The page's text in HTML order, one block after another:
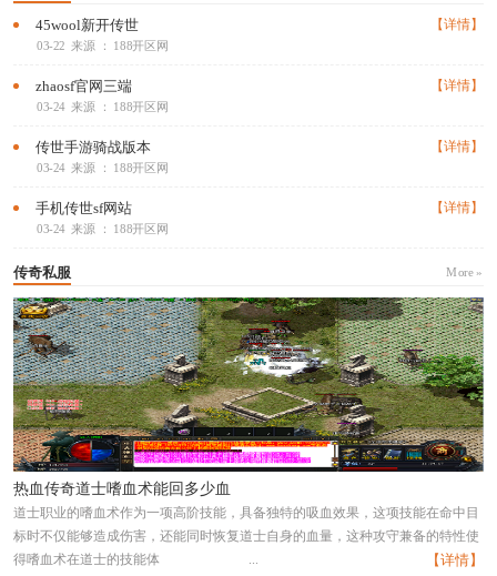
45wool新开传世
03-22 来源 ： 188开区网
【详情】
zhaosf官网三端
03-24 来源 ： 188开区网
【详情】
传世手游骑战版本
03-24 来源 ： 188开区网
【详情】
手机传世sf网站
03-24 来源 ： 188开区网
【详情】
传奇私服 More »
热血传奇道士嗜血术能回多少血
道士职业的嗜血术作为一项高阶技能，具备独特的吸血效果，这项技能在命中目
标时不仅能够造成伤害，还能同时恢复道士自身的血量，这种攻守兼备的特性使
得嗜血术在道士的技能体
【详情】